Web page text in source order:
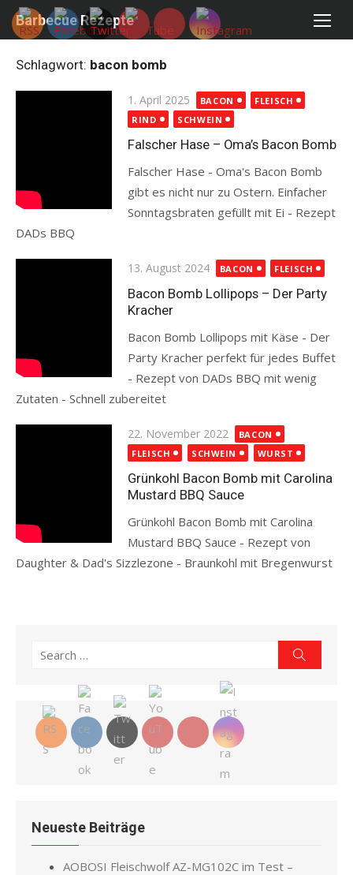
Skip
Barbecue Rezepte
Schlagwort: bacon bomb
Posted
on
1. April 2025 BACON
FLEISCH
RIND
SCHWEIN
Falscher Hase – Oma’s Bacon Bomb
Falscher Hase - Oma's Bacon Bomb
gibt es nicht nur zu Ostern. Einfacher
Sonntagsbraten gefüllt mit Ei - Rezept
DADs BBQ
Posted
on
13. August 2024 BACON FLEISCH
Bacon Bomb Lollipops – Der Party
Kracher
Bacon Bomb Lollipops mit Käse - Der
Party Kracher perfekt für jedes Buffet
- Rezept von DADs BBQ mit wenig
Zutaten - Schnell zubereitet
Posted
on
22. November 2022
BACON
FLEISCH
SCHWEIN WURST
Grünkohl Bacon Bomb mit Carolina
Mustard BBQ Sauce
Grünkohl Bacon Bomb mit Carolina
Mustard BBQ Sauce - Rezept von
Daughter & Dad's Sizzlezone - Braunkohl mit Bregenwurst
Search
Neueste Beiträge
AOBOSI Fleischwolf AZ-MG102C im Test –